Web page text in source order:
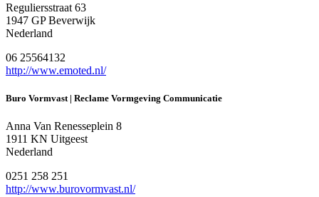
Reguliersstraat 63
1947 GP Beverwijk
Nederland
06 25564132
http://www.emoted.nl/
Buro Vormvast | Reclame Vormgeving Communicatie
Anna Van Renesseplein 8
1911 KN Uitgeest
Nederland
0251 258 251
http://www.burovormvast.nl/